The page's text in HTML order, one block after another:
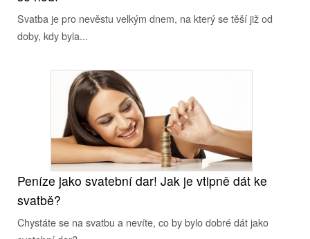
Svatba je pro nevěstu velkým dnem, na který se těší již od
doby, kdy byla...
Peníze jako svatební dar! Jak je vtipně dát ke
svatbě?
Chystáte se na svatbu a nevíte, co by bylo dobré dát jako